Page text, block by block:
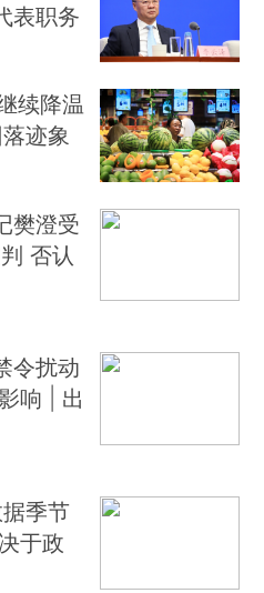
表职务
续降温
迹象
樊澄受
否认
令扰动
响 | 出
季节
于政